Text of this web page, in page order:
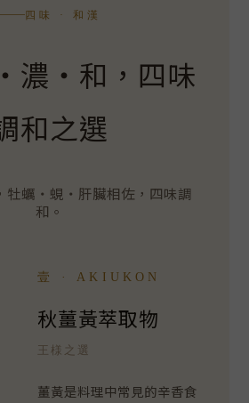
四味 · 和漢
濃・和，四味
和之選
牡蠣・蜆・肝臟相佐，四味調
和。
壹 · AKIUKON
秋薑黃萃取物
王様之選
薑黃是料理中常見的辛香食